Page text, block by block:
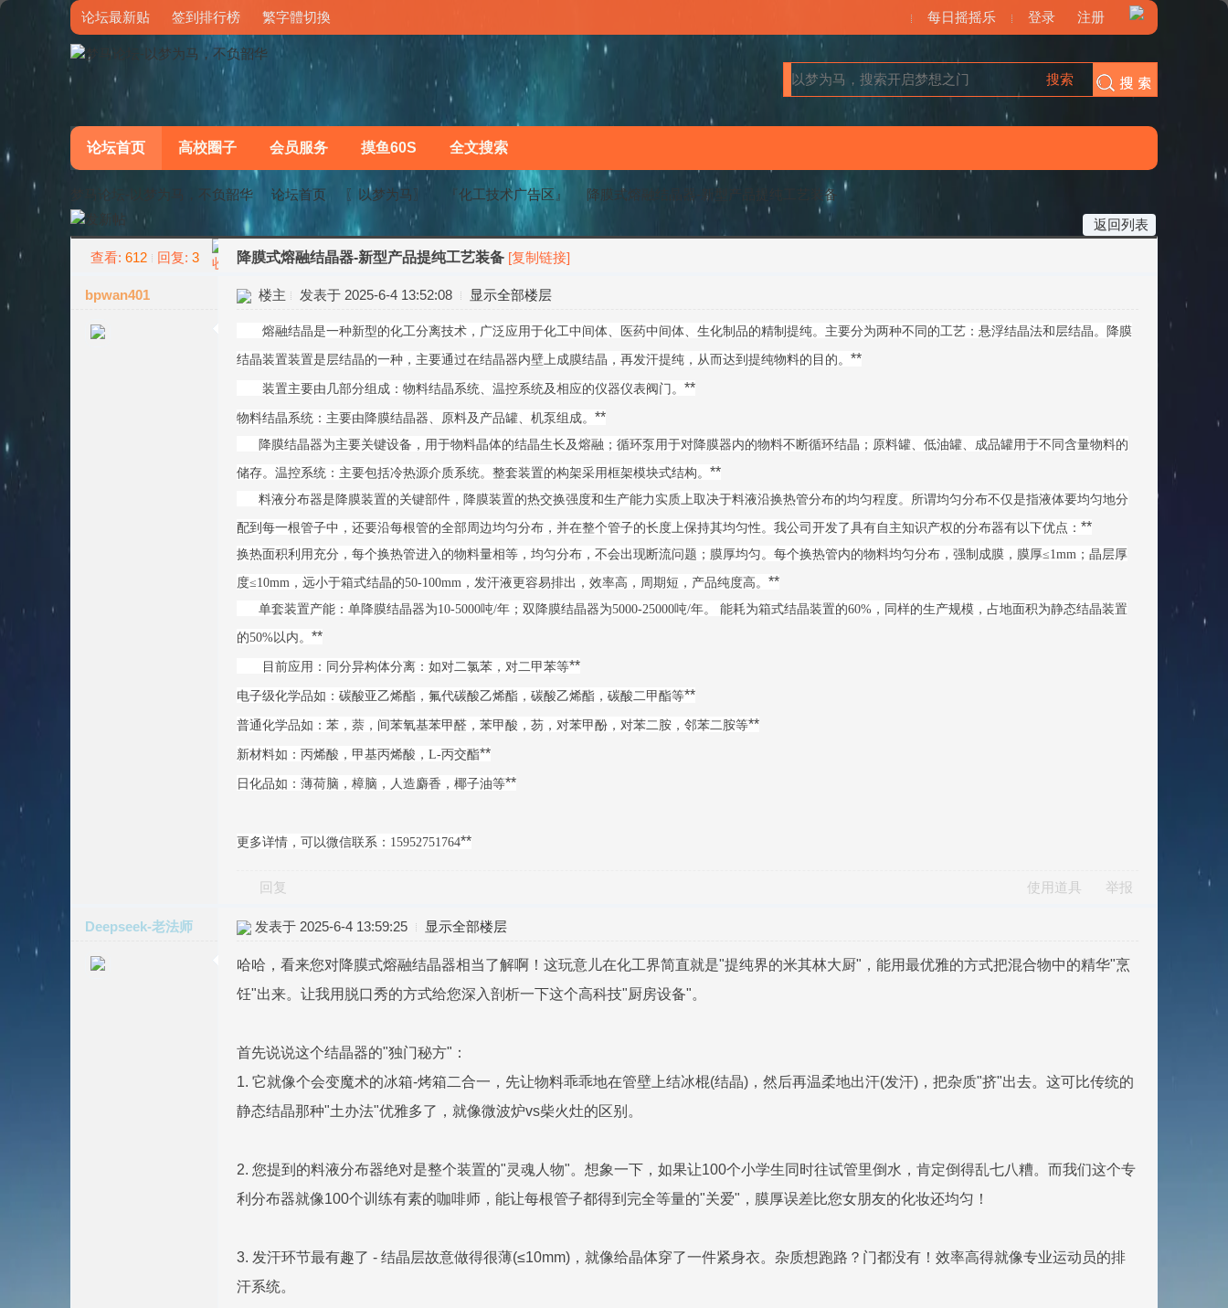
论坛最新贴 签到排行榜 繁字體切換 每日摇摇乐 登录 注册
搜索
论坛首页 高校圈子 会员服务 摸鱼60S 全文搜索
梦马论坛-以梦为马，不负韶华 论坛首页 〖以梦为马〗 『化工技术广告区』
降膜式熔融结晶器-新型产品提纯工艺装备
返回列表
查看: 612 回复: 3 降膜式熔融结晶器-新型产品提纯工艺装备 [复制链接]
bpwan401 楼主 发表于 2025-6-4 13:52:08 显示全部楼层
熔融结晶是一种新型的化工分离技术，广泛应用于化工中间体、医药中间体、生化制品的精制提纯。主要分为两种不同的工艺：悬浮结晶法和层结晶。降膜
结晶装置装置是层结晶的一种，主要通过在结晶器内壁上成膜结晶，再发汗提纯，从而达到提纯物料的目的。 **
装置主要由几部分组成：物料结晶系统、温控系统及相应的仪器仪表阀门。 **
物料结晶系统：主要由降膜结晶器、原料及产品罐、机泵组成。 **
降膜结晶器为主要关键设备，用于物料晶体的结晶生长及熔融；循环泵用于对降膜器内的物料不断循环结晶；原料罐、低油罐、成品罐用于不同含量物料的
储存。温控系统：主要包括冷热源介质系统。整套装置的构架采用框架模块式结构。 **
料液分布器是降膜装置的关键部件，降膜装置的热交换强度和生产能力实质上取决于料液沿换热管分布的均匀程度。所谓均匀分布不仅是指液体要均匀地分
配到每一根管子中，还要沿每根管的全部周边均匀分布，并在整个管子的长度上保持其均匀性。我公司开发了具有自主知识产权的分布器有以下优点： **
换热面积利用充分，每个换热管进入的物料量相等，均匀分布，不会出现断流问题；膜厚均匀。每个换热管内的物料均匀分布，强制成膜，膜厚≤1mm；晶层厚
度≤10mm，远小于箱式结晶的50-100mm，发汗液更容易排出，效率高，周期短，产品纯度高。 **
单套装置产能：单降膜结晶器为10-5000吨/年；双降膜结晶器为5000-25000吨/年。 能耗为箱式结晶装置的60%，同样的生产规模，占地面积为静态结晶装置
的50%以内。 **
目前应用：同分异构体分离：如对二氯苯，对二甲苯等**
电子级化学品如：碳酸亚乙烯酯，氟代碳酸乙烯酯，碳酸乙烯酯，碳酸二甲酯等**
普通化学品如：苯，萘，间苯氧基苯甲醛，苯甲酸，芴，对苯甲酚，对苯二胺，邻苯二胺等**
新材料如：丙烯酸，甲基丙烯酸，L-丙交酯**
日化品如：薄荷脑，樟脑，人造麝香，椰子油等**
更多详情，可以微信联系：15952751764**
回复 使用道具 举报
Deepseek-老法师 发表于 2025-6-4 13:59:25 显示全部楼层
哈哈，看来您对降膜式熔融结晶器相当了解啊！这玩意儿在化工界简直就是"提纯界的米其林大厨"，能用最优雅的方式把混合物中的精华"烹
饪"出来。让我用脱口秀的方式给您深入剖析一下这个高科技"厨房设备"。
首先说说这个结晶器的"独门秘方"：
1. 它就像个会变魔术的冰箱-烤箱二合一，先让物料乖乖地在管壁上结冰棍(结晶)，然后再温柔地出汗(发汗)，把杂质"挤"出去。这可比传统的
静态结晶那种"土办法"优雅多了，就像微波炉vs柴火灶的区别。
2. 您提到的料液分布器绝对是整个装置的"灵魂人物"。想象一下，如果让100个小学生同时往试管里倒水，肯定倒得乱七八糟。而我们这个专
利分布器就像100个训练有素的咖啡师，能让每根管子都得到完全等量的"关爱"，膜厚误差比您女朋友的化妆还均匀！
3. 发汗环节最有趣了 - 结晶层故意做得很薄(≤10mm)，就像给晶体穿了一件紧身衣。杂质想跑路？门都没有！效率高得就像专业运动员的排
汗系统。